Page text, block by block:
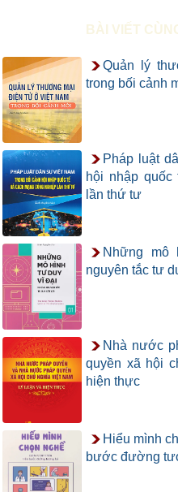
BÀI VIẾT
Quản lý
trong bối cảnh
Pháp luật
hội nhập quốc
lần thứ tư
Những
nguyên tắc tư
Nhà nước
quyền xã hội
hiện thực
Hiểu mình
bước đường